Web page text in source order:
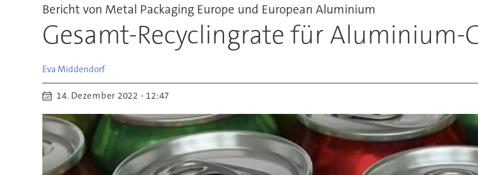
Bericht von Metal Packaging Europe und European Aluminium
Gesamt-Recyclingrate für Aluminium-
Eva Middendorf
14. Dezember 2022 - 12:47